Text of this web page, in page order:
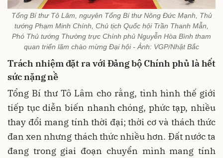
Tổng Bí thư Tô Lâm, nguyên Tổng Bí thư Nông Đức Mạnh, Thủ
tướng Phạm Minh Chính, Chủ tịch Quốc hội Trần Thanh Mẫn,
Phó Thủ tướng Thường trực Chính phủ Nguyễn Hòa Bình tham
quan triển lãm chào mừng Đại hội - Ảnh: VGP/Nhật Bắc
Trách nhiệm đặt ra với Đảng bộ Chính phủ là hết
sức nặng nề
Tổng Bí thư Tô Lâm cho rằng, tình hình thế giới
tiếp tục diễn biến nhanh chóng, phức tạp, nhiều
thay đổi mang tính thời đại; thời cơ và thách thức
đan xen nhưng thách thức nhiều hơn. Đất nước ta
đang trong giai đoạn chuyển mình mang tính